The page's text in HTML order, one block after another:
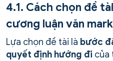
4.1. Cách chọn đề
cương luận văn
Lựa chọn đề tài là bước
quyết định hướng đi của